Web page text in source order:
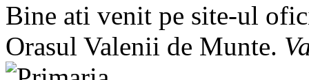
Bine ati venit pe site-ul
Orasul Valenii de Munte.